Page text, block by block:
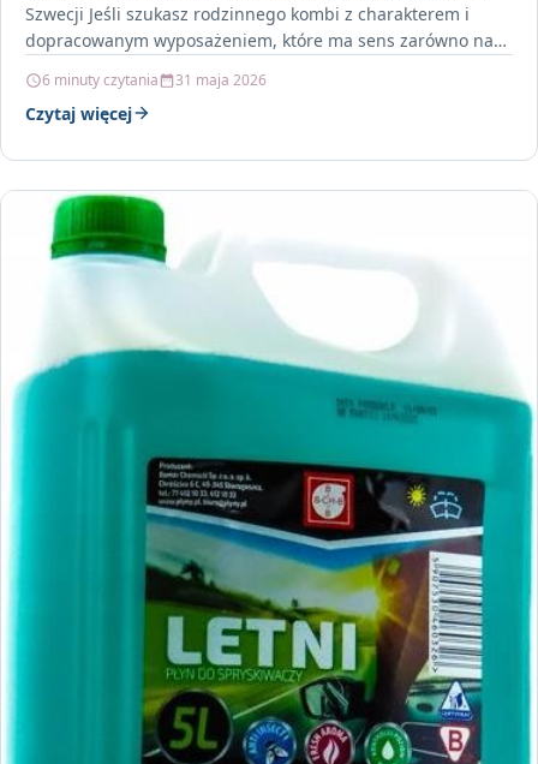
Szwecji Jeśli szukasz rodzinnego kombi z charakterem i
dopracowanym wyposażeniem, które ma sens zarówno na…
6 minuty czytania 31 maja 2026
Czytaj więcej